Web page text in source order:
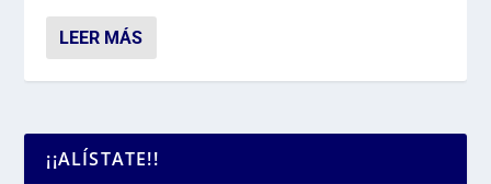
LEER MÁS
¡¡ALÍSTATE!!